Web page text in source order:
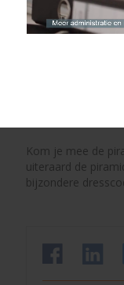
Tijdens deze
een korte maar
omgaan met
betrokkenheid
elkaar op ieders
krijgen we een
Kom je mee de
uiteraard de
bijzondere